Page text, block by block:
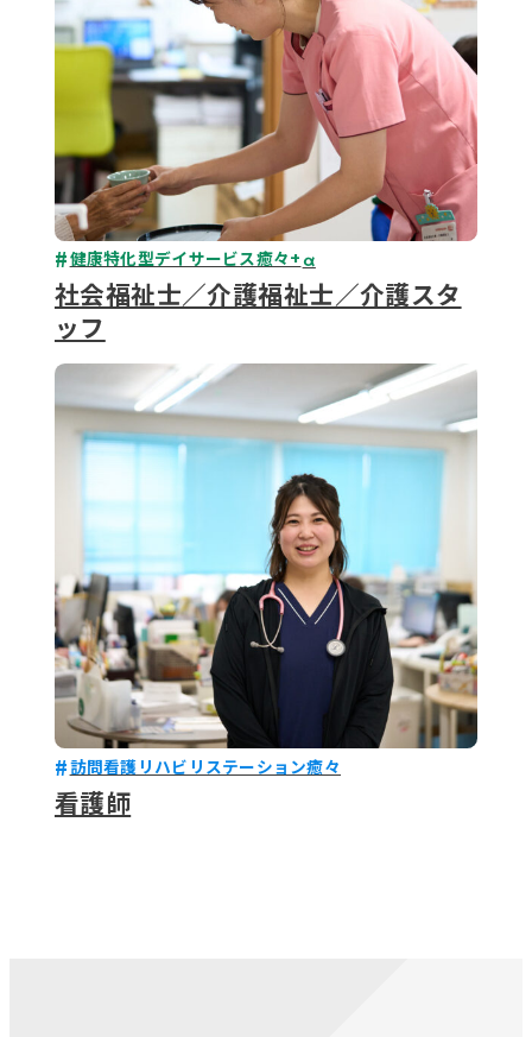
健康特化型デイサービス癒々+α
社会福祉士／介護福祉士／介護スタ
ッフ
訪問看護リハビリステーション癒々
看護師